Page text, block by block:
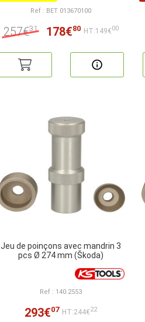
Ref : BET 013670100
257€31 178€80 HT:149€00
Jeu de poinçons avec mandrin 3
pcs Ø 274 mm (Škoda)
Ref : 140.2553
293€07 HT:244€22